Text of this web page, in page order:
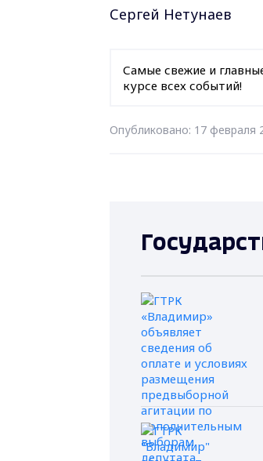
Сергей Нетунаев
Самые свежие и
курсе всех событий!
Опубликовано: 17 февраля